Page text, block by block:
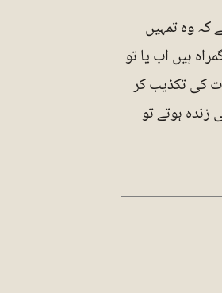
وہ تمہیں
ہیں اب یا تو
کی تکذیب کر
ہوتے تو